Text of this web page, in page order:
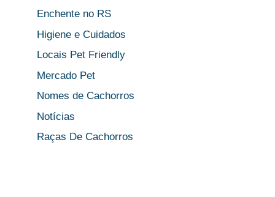
Enchente no RS
Higiene e Cuidados
Locais Pet Friendly
Mercado Pet
Nomes de Cachorros
Notícias
Raças De Cachorros